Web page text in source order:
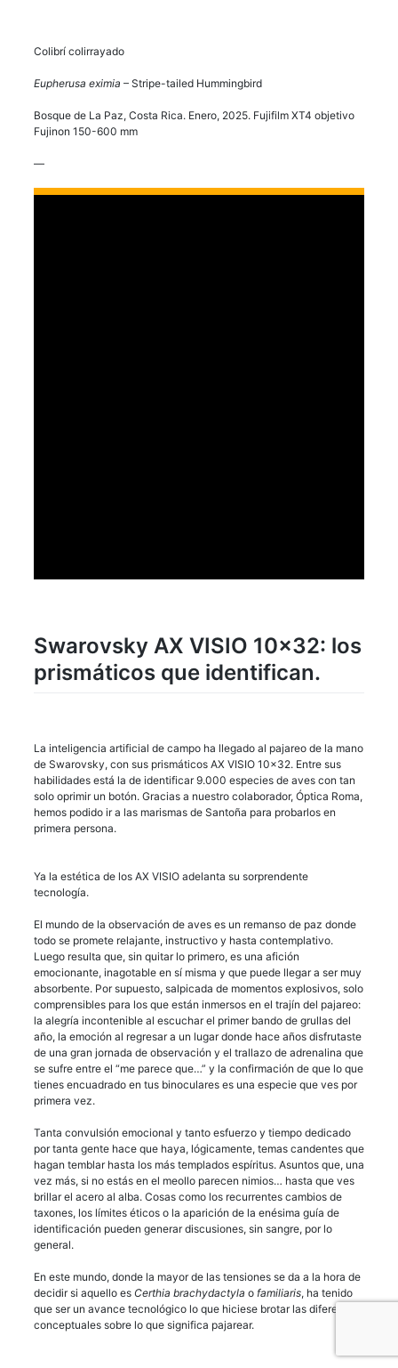
Colibrí colirrayado
Eupherusa eximia – Stripe-tailed Hummingbird
Bosque de La Paz, Costa Rica. Enero, 2025. Fujifilm XT4 objetivo
Fujinon 150-600 mm
—
Swarovsky AX VISIO 10×32: los
prismáticos que identifican.
La inteligencia artificial de campo ha llegado al pajareo de la mano
de Swarovsky, con sus prismáticos AX VISIO 10×32. Entre sus
habilidades está la de identificar 9.000 especies de aves con tan
solo oprimir un botón. Gracias a nuestro colaborador, Óptica Roma,
hemos podido ir a las marismas de Santoña para probarlos en
primera persona.
Ya la estética de los AX VISIO adelanta su sorprendente
tecnología.
El mundo de la observación de aves es un remanso de paz donde
todo se promete relajante, instructivo y hasta contemplativo.
Luego resulta que, sin quitar lo primero, es una afición
emocionante, inagotable en sí misma y que puede llegar a ser muy
absorbente. Por supuesto, salpicada de momentos explosivos, solo
comprensibles para los que están inmersos en el trajín del pajareo:
la alegría incontenible al escuchar el primer bando de grullas del
año, la emoción al regresar a un lugar donde hace años disfrutaste
de una gran jornada de observación y el trallazo de adrenalina que
se sufre entre el “me parece que…” y la confirmación de que lo que
tienes encuadrado en tus binoculares es una especie que ves por
primera vez.
Tanta convulsión emocional y tanto esfuerzo y tiempo dedicado
por tanta gente hace que haya, lógicamente, temas candentes que
hagan temblar hasta los más templados espíritus. Asuntos que, una
vez más, si no estás en el meollo parecen nimios… hasta que ves
brillar el acero al alba. Cosas como los recurrentes cambios de
taxones, los límites éticos o la aparición de la enésima guía de
identificación pueden generar discusiones, sin sangre, por lo
general.
En este mundo, donde la mayor de las tensiones se da a la hora de
decidir si aquello es Certhia brachydactyla o familiaris, ha tenido
que ser un avance tecnológico lo que hiciese brotar las diferencias
conceptuales sobre lo que significa pajarear.